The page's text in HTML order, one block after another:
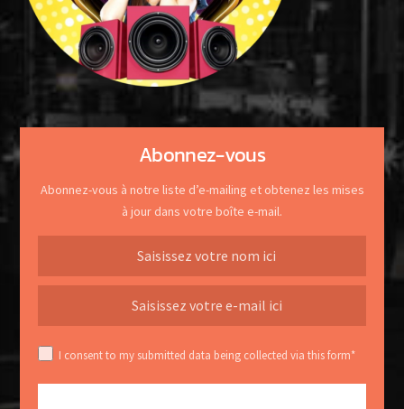
Abonnez-vous
Abonnez-vous à notre liste d’e-mailing et obtenez les mises
à jour dans votre boîte e-mail.
I consent to my submitted data being collected via this form*